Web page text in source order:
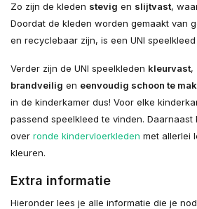
Zo zijn de kleden stevig en slijtvast,
Doordat de kleden worden gemaakt van
en recyclebaar zijn, is een UNI
Verder zijn de UNI speelkleden kleurvast,
brandveilig en eenvoudig schoon te
in de kinderkamer dus! Voor elke
passend speelkleed te vinden.
over ronde kindervloerkleden met allerlei
kleuren.
Extra informatie
Hieronder lees je alle informatie die je